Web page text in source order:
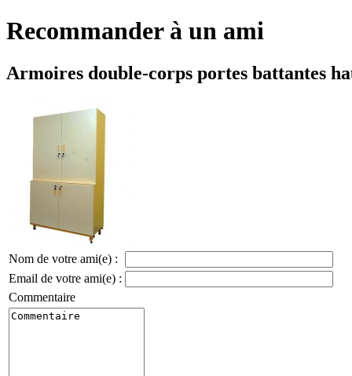
Recommander à un ami
Armoires double-corps portes battantes
Nom de votre ami(e) :
Email de votre ami(e) :
Commentaire